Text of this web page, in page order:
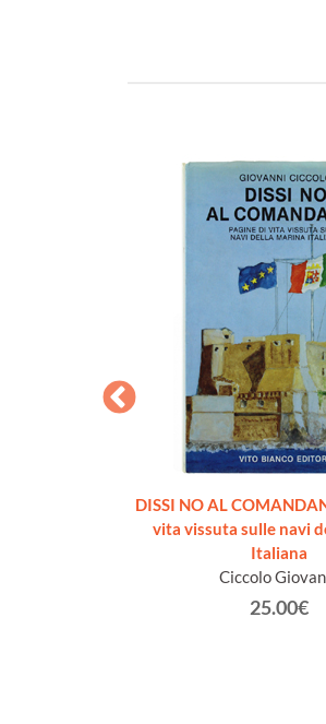
DISSI NO AL
vita vissuta sulle navi
Italiana
Ciccolo
25.00€